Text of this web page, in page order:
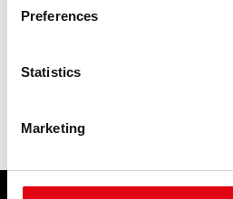
Preferences
Statistics
Marketing